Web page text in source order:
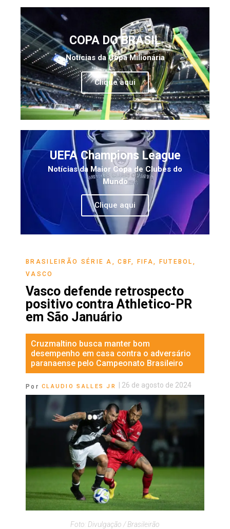
COPA DO BRASIL
Notícias da Copa Milionária
Clique aqui
UEFA Champions League
Notícias da Maior Copa de Clubes do
Mundo
Clique aqui
BRASILEIRÃO SÉRIE A ,CBF FIFA FUTEBOL
VASCO
Vasco defende retrospecto
positivo contra Athletico-PR
em São Januário
Cruzmaltino busca manter bom
desempenho em casa contra o adversário
paranaense pelo Campeonato Brasileiro
Por CLAUDIO SALLES JR 26 de agosto de 2024
Foto: Divulgação / Brasileirão